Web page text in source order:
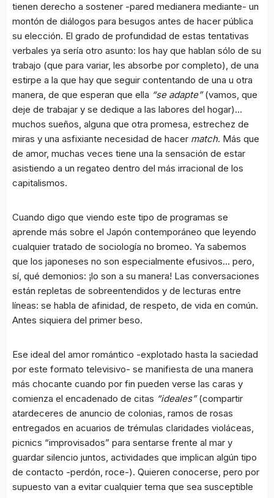
tienen derecho a sostener -pared medianera mediante- un
montón de diálogos para besugos antes de hacer pública
su elección. El grado de profundidad de estas tentativas
verbales ya sería otro asunto: los hay que hablan sólo de su
trabajo (que para variar, les absorbe por completo), de una
estirpe a la que hay que seguir contentando de una u otra
manera, de que esperan que ella “se adapte”(vamos, que
deje de trabajar y se dedique a las labores del hogar)…
muchos sueños, alguna que otra promesa, estrechez de
miras y una asfixiante necesidad de hacer match. Más que
de amor, muchas veces tiene una la sensación de estar
asistiendo a un regateo dentro del más irracional de los
capitalismos.
Cuando digo que viendo este tipo de programas se
aprende más sobre el Japón contemporáneo que leyendo
cualquier tratado de sociología no bromeo. Ya sabemos
que los japoneses no son especialmente efusivos… pero,
sí, qué demonios: ¡lo son a su manera! Las conversaciones
están repletas de sobreentendidos y de lecturas entre
líneas: se habla de afinidad, de respeto, de vida en común.
Antes siquiera del primer beso.
Ese ideal del amor romántico -explotado hasta la saciedad
por este formato televisivo- se manifiesta de una manera
más chocante cuando por fin pueden verse las caras y
comienza el encadenado de citas “ideales”(compartir
atardeceres de anuncio de colonias, ramos de rosas
entregados en acuarios de trémulas claridades violáceas,
picnics “improvisados” para sentarse frente al mar y
guardar silencio juntos, actividades que implican algún tipo
de contacto -perdón, roce-). Quieren conocerse, pero por
supuesto van a evitar cualquier tema que sea susceptible